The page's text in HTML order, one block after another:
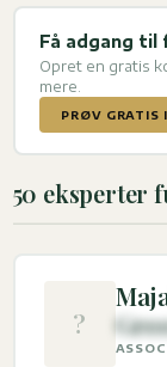
Få adgang til
Opret en gratis
mere.
PRØV GRATIS
50 eksperter
?